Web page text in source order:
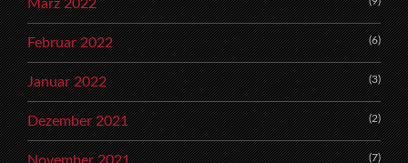
März 2022
Februar 2022 (6)
Januar 2022 (3)
Dezember 2021 (2)
(7)